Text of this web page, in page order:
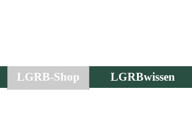
LGRB-Shop LGRBwissen